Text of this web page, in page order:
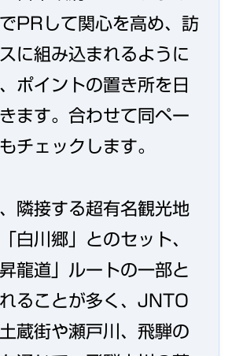
PRして関心を高め、訪
に組み込まれるように
ポイントの置き所を日
ます。合わせて同ペー
チェックします。
隣接する超有名観光地
白川郷」とのセット、
龍道」ルートの一部と
ることが多く、JNTO
蔵街や瀬戸川、飛騨の